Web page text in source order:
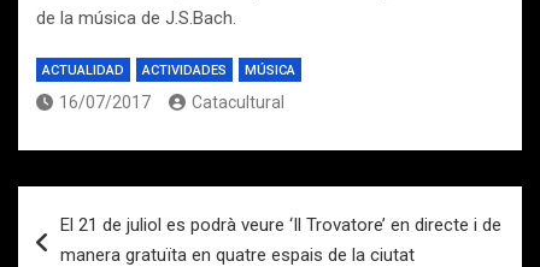
de la música de J.S.Bach.
ACTUALIDAD ACTIVIDADES MÚSICA
16/07/2017 Catacultural
de
El 21 de juliol es podrà veure ‘Il Trovatore’ en directe i de
manera gratuïta en quatre espais de la ciutat